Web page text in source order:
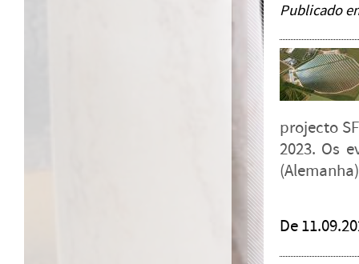
Publicado
projecto
2023. Os
De